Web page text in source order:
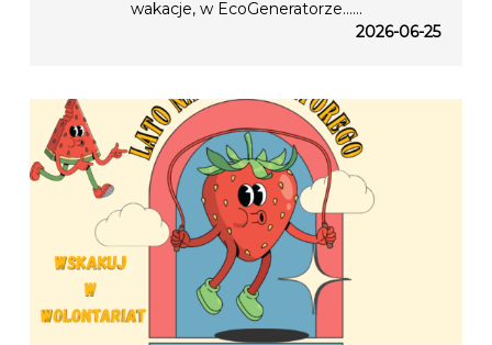
wakacje, w EcoGeneratorze…...
2026-06-25